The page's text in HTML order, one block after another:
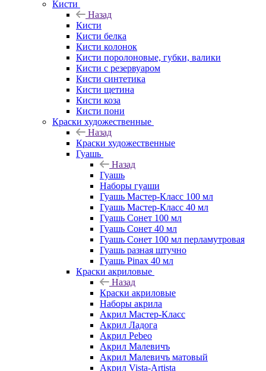
Кисти
Назад
Кисти
Кисти белка
Кисти колонок
Кисти поролоновые, губки, валики
Кисти с резервуаром
Кисти синтетика
Кисти щетина
Кисти коза
Кисти пони
Краски художественные
Назад
Краски художественные
Гуашь
Назад
Гуашь
Наборы гуаши
Гуашь Мастер-Класс 100 мл
Гуашь Мастер-Класс 40 мл
Гуашь Сонет 100 мл
Гуашь Сонет 40 мл
Гуашь Сонет 100 мл перламутровая
Гуашь разная штучно
Гуашь Pinax 40 мл
Краски акриловые
Назад
Краски акриловые
Наборы акрила
Акрил Мастер-Класс
Акрил Ладога
Акрил Pebeo
Акрил Малевичъ
Акрил Малевичъ матовый
Акрил Vista-Artista